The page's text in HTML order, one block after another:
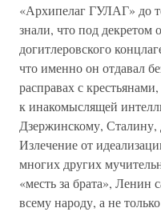
«Архипелаг ГУЛАГ» до
знали, что под
догитлеровского
что именно он отдавал
расправах с
к инакомыслящей
Дзержинскому, Сталину,
Излечение от
многих других
«месть за брата», Ленин
всему народу, а не